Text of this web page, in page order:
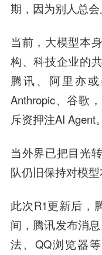
期，因为别人总
当前，大模型本
构、科技企业的
腾讯、阿里亦或
Anthropic、谷歌
斥资押注AI Agent。
当外界已把目光
队仍旧保持对模型
此次R1更新后，
间，腾讯发布消
法、QQ浏览器